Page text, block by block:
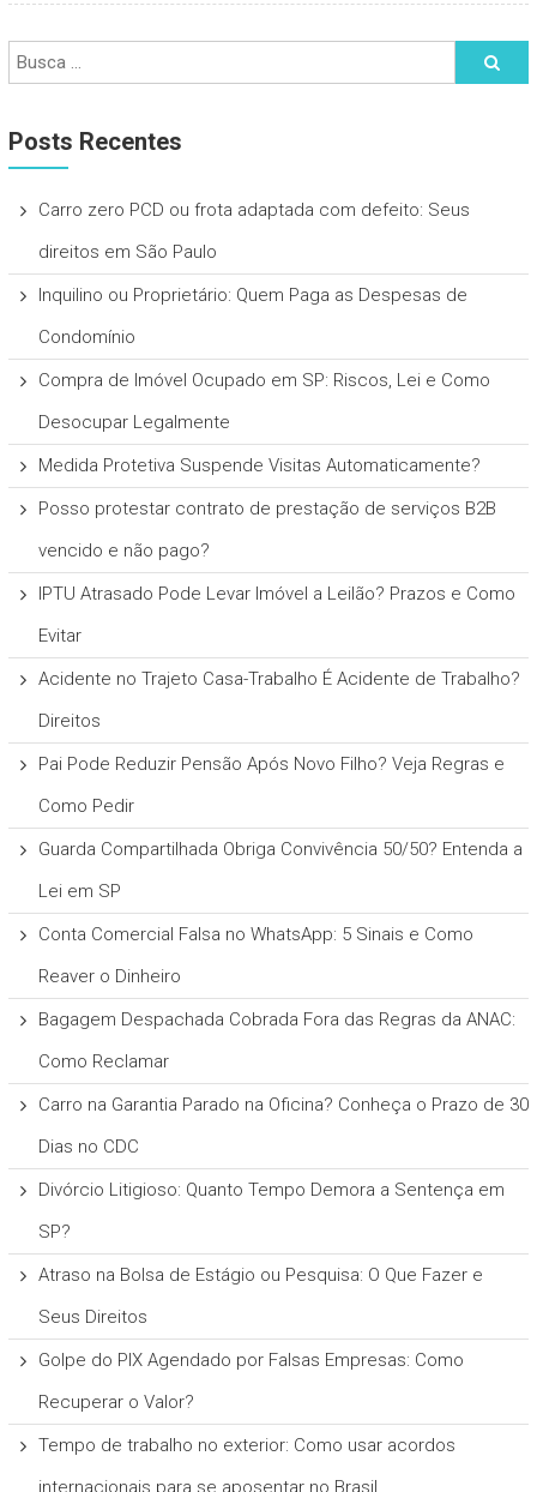
Posts Recentes
Carro zero PCD ou frota adaptada com defeito: Seus
direitos em São Paulo
Inquilino ou Proprietário: Quem Paga as Despesas de
Condomínio
Compra de Imóvel Ocupado em SP: Riscos, Lei e Como
Desocupar Legalmente
Medida Protetiva Suspende Visitas Automaticamente?
Posso protestar contrato de prestação de serviços B2B
vencido e não pago?
IPTU Atrasado Pode Levar Imóvel a Leilão? Prazos e Como
Evitar
Acidente no Trajeto Casa-Trabalho É Acidente de Trabalho?
Direitos
Pai Pode Reduzir Pensão Após Novo Filho? Veja Regras e
Como Pedir
Guarda Compartilhada Obriga Convivência 50/50? Entenda a
Lei em SP
Conta Comercial Falsa no WhatsApp: 5 Sinais e Como
Reaver o Dinheiro
Bagagem Despachada Cobrada Fora das Regras da ANAC:
Como Reclamar
Carro na Garantia Parado na Oficina? Conheça o Prazo de 30
Dias no CDC
Divórcio Litigioso: Quanto Tempo Demora a Sentença em
SP?
Atraso na Bolsa de Estágio ou Pesquisa: O Que Fazer e
Seus Direitos
Golpe do PIX Agendado por Falsas Empresas: Como
Recuperar o Valor?
Tempo de trabalho no exterior: Como usar acordos
internacionais para se aposentar no Brasil